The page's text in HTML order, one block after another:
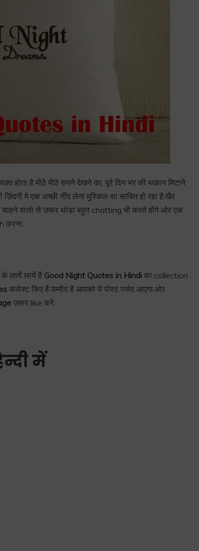
होता है मीठे मीठे सपने देखने का, पूरे दिन भर की थकान मिटाने
मे एक अच्छी नींद लेना मुश्किल सा साबित हो रहा है.खैर
वालो से ज़रूर थोड़ा बहुत chatting भी करते होंगे ओर एक
करना.
लायें लायें है Good Night Quotes in Hindi का collection
कलेक्ट किए है.उम्मीद है आपको ये पोस्ट पसंद आएगा.ओर
ज़रूर like करें.
में